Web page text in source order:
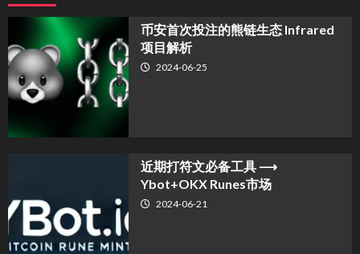
币安首次投注的熊链生态 Infrared
项目解析
2024-06-25
近期打符文必备工具 ⟶
Ybot+OKX Runes市场
2024-06-21